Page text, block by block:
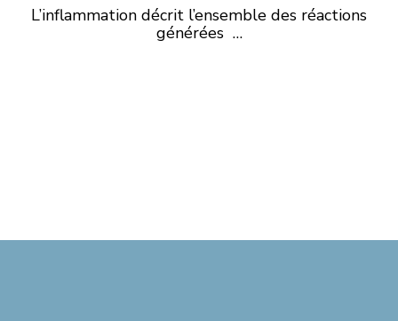
L’inflammation décrit l’ensemble des réactions
générées …